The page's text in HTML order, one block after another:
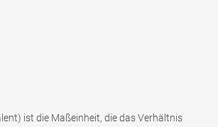
ist die Maßeinheit, die das Verhältnis